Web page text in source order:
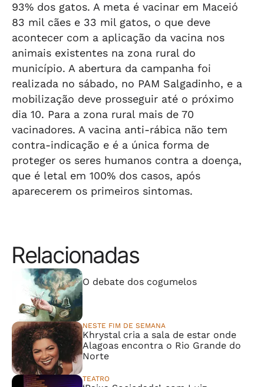
93% dos gatos. A meta é vacinar em Maceió
83 mil cães e 33 mil gatos, o que deve
acontecer com a aplicação da vacina nos
animais existentes na zona rural do
município. A abertura da campanha foi
realizada no sábado, no PAM Salgadinho, e a
mobilização deve prosseguir até o próximo
dia 10. Para a zona rural mais de 70
vacinadores. A vacina anti-rábica não tem
contra-indicação e é a única forma de
proteger os seres humanos contra a doença,
que é letal em 100% dos casos, após
aparecerem os primeiros sintomas.
Relacionadas
O debate dos cogumelos
NESTE FIM DE SEMANA
Khrystal cria a sala de estar onde
Alagoas encontra o Rio Grande do
Norte
TEATRO